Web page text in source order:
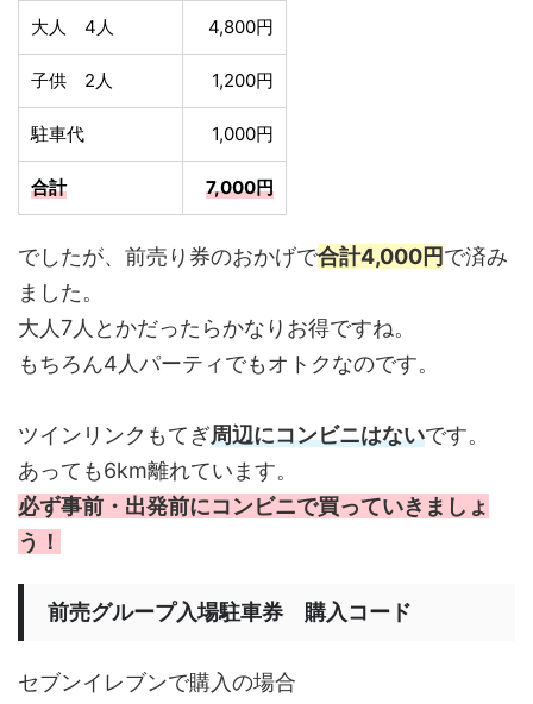
大人 4人 4,800円
子供 2人 1,200円
駐車代 1,000円
合計 7,000円
でしたが、前売り券のおかげで合計4,000円で済み
ました。
大人7人とかだったらかなりお得ですね。
もちろん4人パーティでもオトクなのです。
ツインリンクもてぎ周辺にコンビニはないです。
あっても6km離れています。
必ず事前・出発前にコンビニで買っていきましょ
う！
前売グループ入場駐車券 購入コード
セブンイレブンで購入の場合